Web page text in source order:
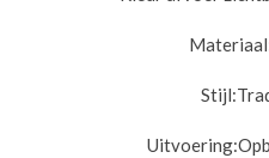
Stijl:
Uitvoering: